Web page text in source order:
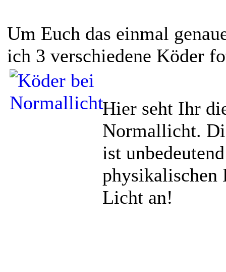
Um Euch das einmal
ich 3 verschiedene Köder
Hier seht Ihr
Normallicht.
ist
Licht an!